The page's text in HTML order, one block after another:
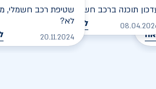
תוכנה ברכב חשמלי
לקריאה
שטיפת רכב חשמלי,
לא?
20.11.2024